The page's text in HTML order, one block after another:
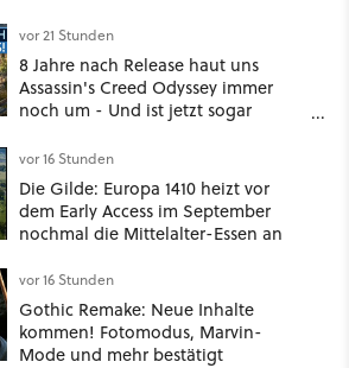
Klasse
vor 21 Stunden
8 Jahre nach Release haut uns
Assassin's Creed Odyssey immer
noch um - Und ist jetzt sogar
vor 16 Stunden
Die Gilde: Europa 1410 heizt vor
dem Early Access im September
nochmal die Mittelalter-Essen an
vor 16 Stunden
Gothic Remake: Neue Inhalte
kommen! Fotomodus, Marvin-
Mode und mehr bestätigt